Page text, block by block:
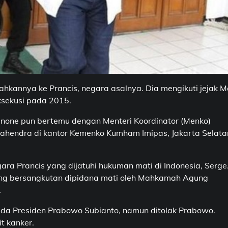
ke Prancis, negara asalnya. Dia mengikuti jejak
pada 2015.
pun bertemu dengan Menteri Koordinator (Menko)
di kantor Kemenko Kumham Imipas, Jakarta
Prancis yang dijatuhi hukuman mati di Indonesia,
bersangkutan dipidana mati oleh Mahkamah Agung
Presiden Prabowo Subianto, namun ditolak Prabowo.
kanker.